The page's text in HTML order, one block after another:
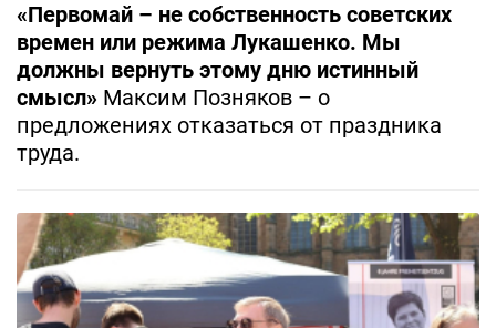
«Первомай – не собственность советских
времен или режима Лукашенко. Мы
должны вернуть этому дню истинный
смысл» Максим Позняков – о
предложениях отказаться от праздника
труда.